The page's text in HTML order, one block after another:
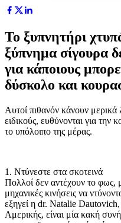
Το ξυπνητήρι
ξύπνημα σίγουρα
για κάποιους
δύσκολο και
Αυτoί πιθανόν κάνουν
ειδικούς, ευθύνονται για την
το υπόλοιπο της μέρας.
1. Ντύνεστε στα σκοτεινά
Πολλοί δεν αντέχουν το φως,
μηχανικές κινήσεις να
εξηγεί η dr. Natalie
Αμερικής, είναι μία κακή